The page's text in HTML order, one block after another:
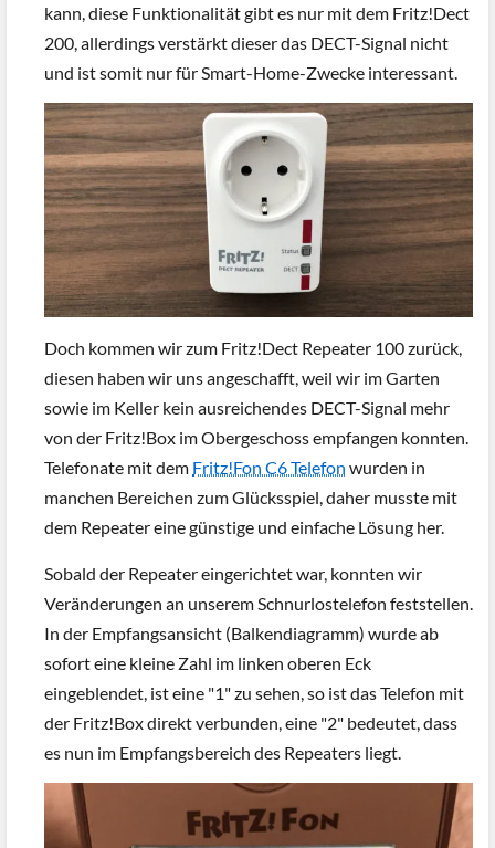
kann, diese Funktionalität gibt es nur mit dem Fritz!Dect
200, allerdings verstärkt dieser das DECT-Signal nicht
und ist somit nur für Smart-Home-Zwecke interessant.
Doch kommen wir zum Fritz!Dect Repeater 100 zurück,
diesen haben wir uns angeschafft, weil wir im Garten
sowie im Keller kein ausreichendes DECT-Signal mehr
von der Fritz!Box im Obergeschoss empfangen konnten.
Telefonate mit dem Fritz!Fon C6 Telefon wurden in
manchen Bereichen zum Glücksspiel, daher musste mit
dem Repeater eine günstige und einfache Lösung her.
Sobald der Repeater eingerichtet war, konnten wir
Veränderungen an unserem Schnurlostelefon feststellen.
In der Empfangsansicht (Balkendiagramm) wurde ab
sofort eine kleine Zahl im linken oberen Eck
eingeblendet, ist eine "1" zu sehen, so ist das Telefon mit
der Fritz!Box direkt verbunden, eine "2" bedeutet, dass
es nun im Empfangsbereich des Repeaters liegt.